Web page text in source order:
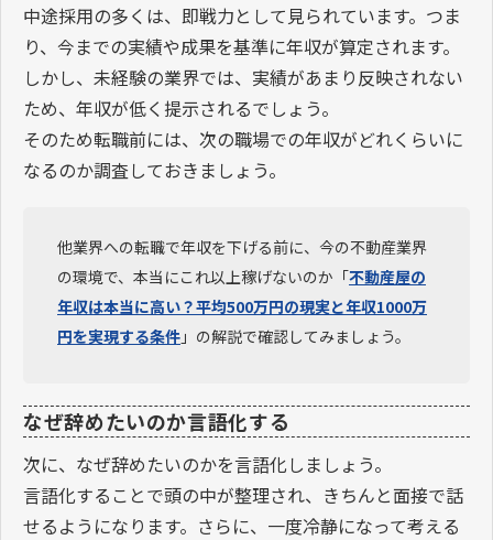
中途採用の多くは、即戦力として見られています。つま
り、今までの実績や成果を基準に年収が算定されます。
しかし、未経験の業界では、実績があまり反映されない
ため、年収が低く提示されるでしょう。
そのため転職前には、次の職場での年収がどれくらいに
なるのか調査しておきましょう。
他業界への転職で年収を下げる前に、今の不動産業界
の環境で、本当にこれ以上稼げないのか「不動産屋の
年収は本当に高い？平均500万円の現実と年収1000万
円を実現する条件 」の解説で確認してみましょう。
なぜ辞めたいのか言語化する
次に、なぜ辞めたいのかを言語化しましょう。
言語化することで頭の中が整理され、きちんと面接で話
せるようになります。さらに、一度冷静になって考える